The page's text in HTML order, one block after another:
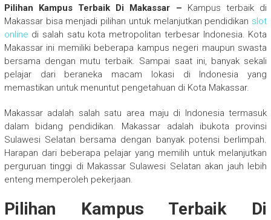
Pilihan Kampus Terbaik Di Makassar – Kampus terbaik di
Makassar bisa menjadi pilihan untuk melanjutkan pendidikan slot
online di salah satu kota metropolitan terbesar Indonesia. Kota
Makassar ini memiliki beberapa kampus negeri maupun swasta
bersama dengan mutu terbaik. Sampai saat ini, banyak sekali
pelajar dari beraneka macam lokasi di Indonesia yang
memastikan untuk menuntut pengetahuan di Kota Makassar.
Makassar adalah salah satu area maju di Indonesia termasuk
dalam bidang pendidikan. Makassar adalah ibukota provinsi
Sulawesi Selatan bersama dengan banyak potensi berlimpah.
Harapan dari beberapa pelajar yang memilih untuk melanjutkan
perguruan tinggi di Makassar Sulawesi Selatan akan jauh lebih
enteng memperoleh pekerjaan.
Pilihan Kampus Terbaik Di